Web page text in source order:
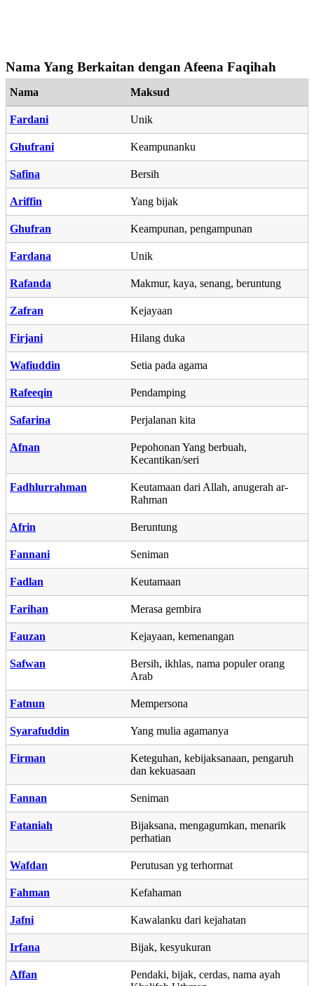
Nama Yang Berkaitan dengan Afeena Faqihah
Nama Maksud
Fardani Unik
Ghufrani Keampunanku
Safina Bersih
Ariffin Yang bijak
Ghufran Keampunan, pengampunan
Fardana Unik
Rafanda Makmur, kaya, senang, beruntung
Zafran Kejayaan
Firjani Hilang duka
Wafiuddin Setia pada agama
Rafeeqin Pendamping
Safarina Perjalanan kita
Afnan
Pepohonan Yang berbuah,
Kecantikan/seri
Fadhlurrahman
Keutamaan dari Allah, anugerah ar-
Rahman
Afrin Beruntung
Fannani Seniman
Fadlan Keutamaan
Farihan Merasa gembira
Fauzan Kejayaan, kemenangan
Safwan
Bersih, ikhlas, nama populer orang
Arab
Fatnun Mempersona
Syarafuddin Yang mulia agamanya
Firman
Keteguhan, kebijaksanaan, pengaruh
dan kekuasaan
Fannan Seniman
Fataniah
Bijaksana, mengagumkan, menarik
perhatian
Wafdan Perutusan yg terhormat
Fahman Kefahaman
Jafni Kawalanku dari kejahatan
Irfana Bijak, kesyukuran
Affan
Pendaki, bijak, cerdas, nama ayah